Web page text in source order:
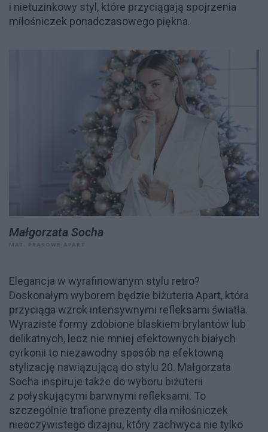
i nietuzinkowy styl, które przyciągają spojrzenia
miłośniczek ponadczasowego piękna.
Małgorzata Socha
Elegancja w wyrafinowanym stylu retro?
Doskonałym wyborem będzie biżuteria Apart, która
przyciąga wzrok intensywnymi refleksami światła.
Wyraziste formy zdobione blaskiem brylantów lub
delikatnych, lecz nie mniej efektownych białych
cyrkonii to niezawodny sposób na efektowną
stylizację nawiązującą do stylu 20. Małgorzata
Socha inspiruje także do wyboru biżuterii
z połyskującymi barwnymi refleksami. To
szczególnie trafione prezenty dla miłośniczek
nieoczywistego dizajnu, który zachwyca nie tylko